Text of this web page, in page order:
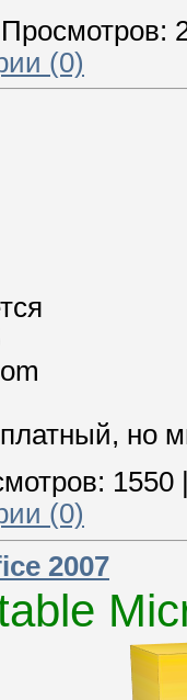
Просмотров:
(0)
но
1550
(0)
2007